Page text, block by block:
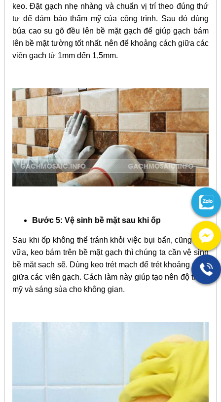
keo. Đặt gạch nhẹ nhàng và chuẩn vị trí theo đúng thứ
tự để đảm bảo thẩm mỹ của công trình. Sau đó dùng
búa cao su gõ đều lên bề mặt gạch để giúp gạch bám
lên bề mặt tường tốt nhất. nên để khoảng cách giữa các
viên gạch từ 1mm đến 1,5mm.
Bước 5: Vệ sinh bề mặt sau khi ốp
Sau khi ốp không thể tránh khỏi việc bụi bẩn, cũng như
vữa, keo bám trên bề mặt gạch thì chúng ta cần vệ sinh
bề mặt sạch sẽ. Dùng keo trét mạch để trét khoảng cách
giữa các viên gạch. Cách làm này giúp tạo nên độ thẩm
mỹ và sáng sủa cho không gian.